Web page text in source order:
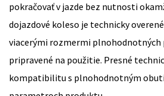
pokračovať v jazde bez nutnosti
dojazdové koleso je technicky
viacerými rozmermi plnohodnotných
pripravené na použitie. Presné
kompatibilitu s plnohodnotným